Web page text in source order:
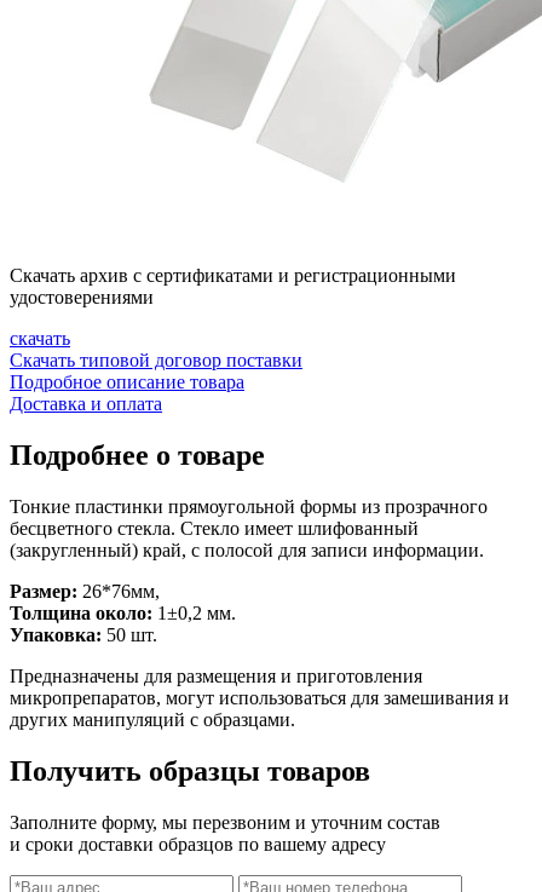
Скачать архив с сертификатами и регистрационными
удостоверениями
скачать
Скачать типовой договор поставки
Подробное описание товара
Доставка и оплата
Подробнее о товаре
Тонкие пластинки прямоугольной формы из прозрачного
бесцветного стекла. Стекло имеет шлифованный
(закругленный) край, с полосой для записи информации.
Размер: 26*76мм,
Толщина около: 1±0,2 мм.
Упаковка: 50 шт.
Предназначены для размещения и приготовления
микропрепаратов, могут использоваться для замешивания и
других манипуляций с образцами.
Получить образцы товаров
Заполните форму, мы перезвоним и уточним состав
и сроки доставки образцов по вашему адресу